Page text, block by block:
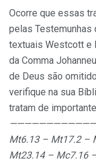
Ocorre que essas
pelas Testemunhas
textuais Westcott e
da Comma
de Deus são
verifique na sua
tratam de
Mt6.13 – Mt17.2 –
Mt23.14 – Mc7.16